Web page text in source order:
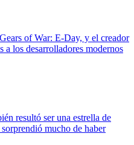
of War: E-Day, y el creador
los desarrolladores modernos
resultó ser una estrella de
mucho de haber